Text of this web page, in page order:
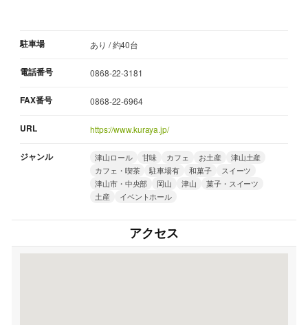
駐車場 あり / 約40台
電話番号 0868-22-3181
FAX番号 0868-22-6964
URL https://www.kuraya.jp/
ジャンル 津山ロール 甘味 カフェ お土産
津山土産
カフェ・喫茶
駐車場有 和菓子
スイーツ
津山市・中央部
岡山 津山
菓子・スイーツ
土産
イベントホール
アクセス